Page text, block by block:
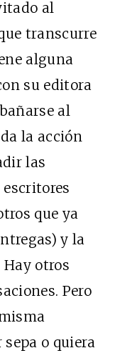
al
transcurre
alguna
su editora
al
la acción
las
que ya
y la
otros
Pero
o quiera